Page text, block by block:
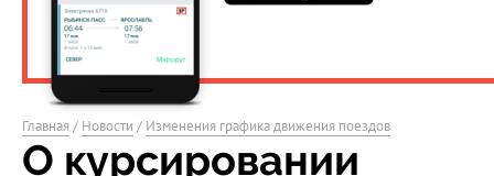
Главная/ Новости / Изменения графика движения поездов
О курсировании